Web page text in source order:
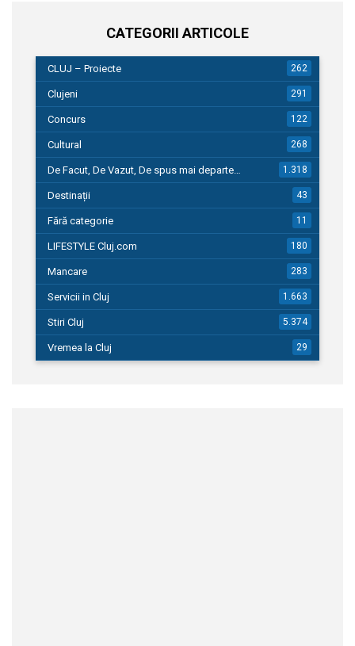
CATEGORII ARTICOLE
CLUJ – Proiecte 262
Clujeni 291
Concurs 122
Cultural 268
De Facut, De Vazut, De spus mai departe… 1.318
Destinații 43
Fără categorie 11
LIFESTYLE Cluj.com 180
Mancare 283
Servicii in Cluj 1.663
Stiri Cluj 5.374
Vremea la Cluj 29